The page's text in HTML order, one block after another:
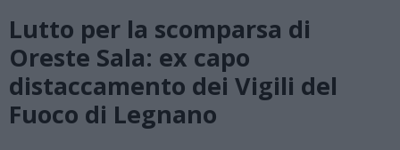
Lutto per la scomparsa di
Oreste Sala: ex capo
distaccamento dei Vigili del
Fuoco di Legnano